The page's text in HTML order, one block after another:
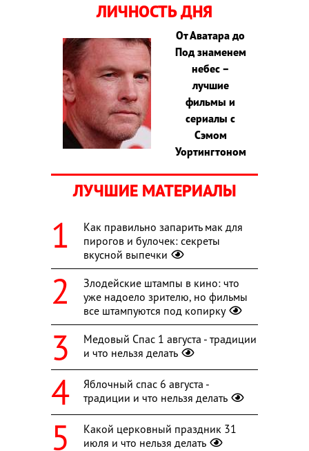
ЛИЧНОСТЬ ДНЯ
От Аватара до
Под знаменем
небес –
лучшие
фильмы и
сериалы с
Сэмом
Уортингтоном
ЛУЧШИЕ МАТЕРИАЛЫ
Как правильно запарить мак для
пирогов и булочек: секреты
вкусной выпечки
Злодейские штампы в кино: что
уже надоело зрителю, но фильмы
все штампуются под копирку
Медовый Спас 1 августа - традиции
и что нельзя делать
Яблочный спас 6 августа -
традиции и что нельзя делать
Какой церковный праздник 31
июля и что нельзя делать